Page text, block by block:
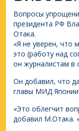
Вопросы
президента РФ
Отака.
«Я не уверен, что
это (работу над
он журналистам в
Он добавил, что
главы МИД
«Это облегчит
добавил М.Отака.